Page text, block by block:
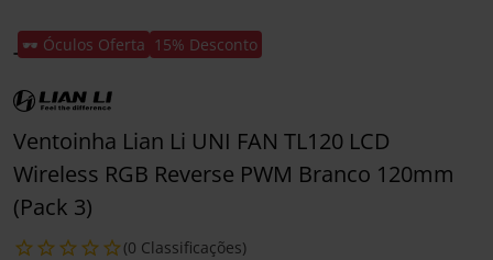
🕶️ Óculos Oferta 15% Desconto
Ventoinha Lian Li UNI FAN TL120 LCD
Wireless RGB Reverse PWM Branco 120mm
(Pack 3)
(0 Classificações)